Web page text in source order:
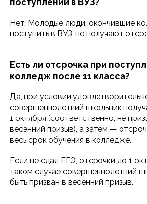
поступлении в ВУЗ?
Нет. Молодые люди, окончившие
поступить в ВУЗ, не получают
Есть ли отсрочка при
колледж после 11 класса?
Да, при условии
совершеннолетний школьник
1 октября (соответственно, не
весенний призыв), а затем —
весь срок обучения в колледже.
Если не сдал ЕГЭ, отсрочки до 1
таком случае совершеннолетний
быть призван в весенний призыв.